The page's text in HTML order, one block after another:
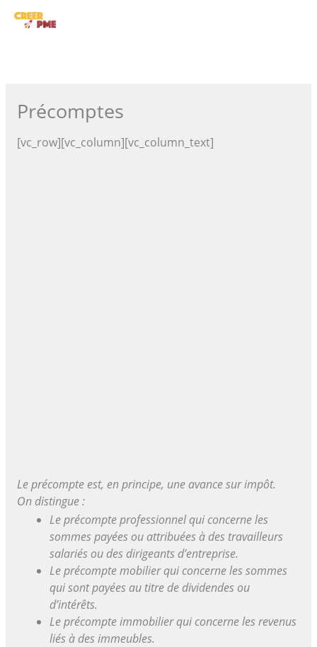
Précomptes
[vc_row][vc_column][vc_column_text]
Le précompte est, en principe, une avance sur impôt.
On distingue :
Le précompte professionnel qui concerne les
sommes payées ou attribuées à des travailleurs
salariés ou des dirigeants d’entreprise.
Le précompte mobilier qui concerne les sommes
qui sont payées au titre de dividendes ou
d’intérêts.
Le précompte immobilier qui concerne les revenus
liés à des immeubles.